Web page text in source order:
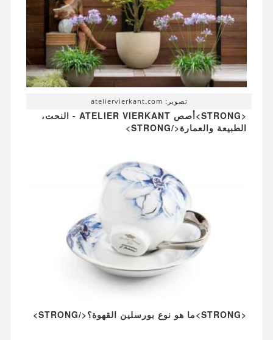
تصوير: ateliervierkant.com
<STRONG>أصص ATELIER VIERKANT - النحت،
الطبيعة والعمارة</STRONG>
<STRONG>ما هو نوع بورسلين القهوة؟</STRONG>